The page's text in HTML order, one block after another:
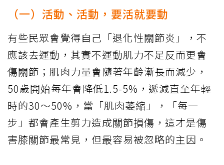
（一）活動、活動，要活就要動
有些民眾會覺得自己「退化性關節炎」，不
應該去運動，其實不運動肌力不足反而更會
傷關節；肌肉力量會隨著年齡漸長而減少，
50歲開始每年會降低1.5-5%，遞減直至年輕
時的30～50%，當「肌肉萎縮」，「每一
步」都會產生剪力造成關節損傷，這才是傷
害膝關節最常見，但最容易被忽略的主因。